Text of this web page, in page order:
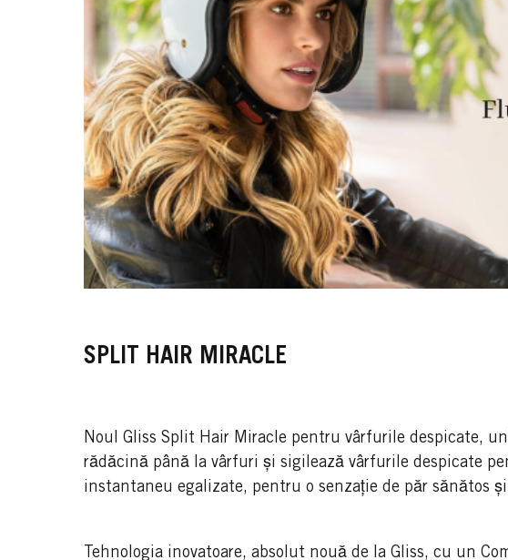
SPLIT HAIR MIRACLE
Noul Gliss Split Hair Miracle pentru vârfurile despicate,
rădăcină până la vârfuri și sigilează vârfurile despicate
instantaneu egalizate, pentru o senzație de păr sănătos
Tehnologia inovatoare, absolut nouă de la Gliss, cu un